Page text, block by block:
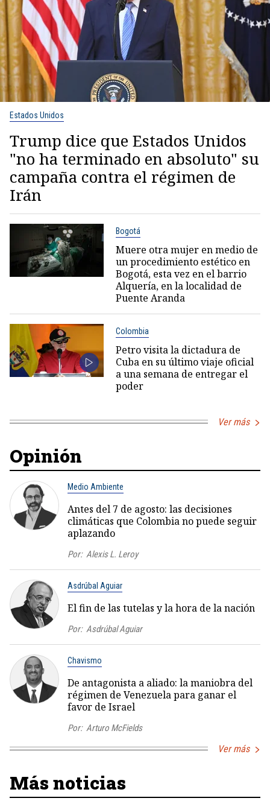
Estados Unidos
Trump dice que Estados Unidos
"no ha terminado en absoluto" su
campaña contra el régimen de
Irán
Bogotá
Muere otra mujer en medio de
un procedimiento estético en
Bogotá, esta vez en el barrio
Alquería, en la localidad de
Puente Aranda
Colombia
Petro visita la dictadura de
Cuba en su último viaje oficial
a una semana de entregar el
poder
Ver más
Opinión
Medio Ambiente
Antes del 7 de agosto: las decisiones
climáticas que Colombia no puede seguir
aplazando
Por: Alexis L. Leroy
Asdrúbal Aguiar
El fin de las tutelas y la hora de la nación
Por: Asdrúbal Aguiar
Chavismo
De antagonista a aliado: la maniobra del
régimen de Venezuela para ganar el
favor de Israel
Por: Arturo McFields
Ver más
Más noticias